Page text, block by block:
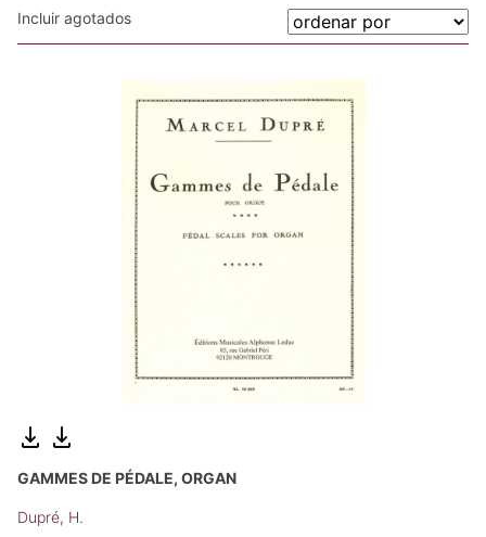
Incluir agotados
GAMMES DE PÉDALE, ORGAN
Dupré, H.